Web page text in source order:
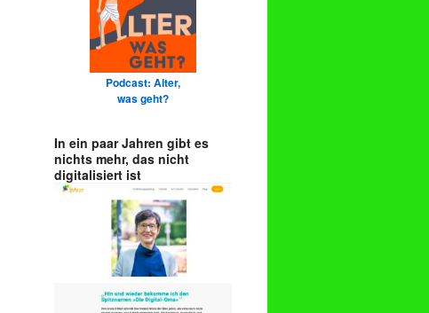
Podcast: Alter,
was geht?
In ein paar Jahren gibt es
nichts mehr, das nicht
digitalisiert ist